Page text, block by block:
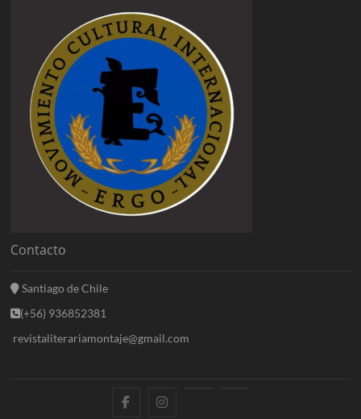
Contacto
Santiago de Chile
(+56) 936852381
revistaliterariamontaje@gmail.com